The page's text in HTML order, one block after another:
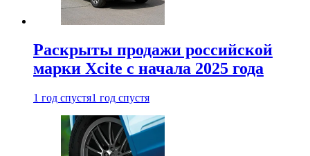
Раскрыты продажи российской
марки Xcite с начала 2025 года
1 год спустя1 год спустя